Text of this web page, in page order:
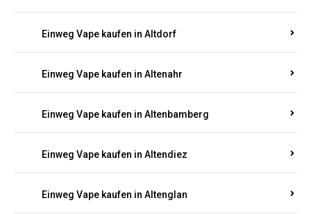
Einweg Vape kaufen in Altdorf
Einweg Vape kaufen in Altenahr
Einweg Vape kaufen in Altenbamberg
Einweg Vape kaufen in Altendiez
Einweg Vape kaufen in Altenglan